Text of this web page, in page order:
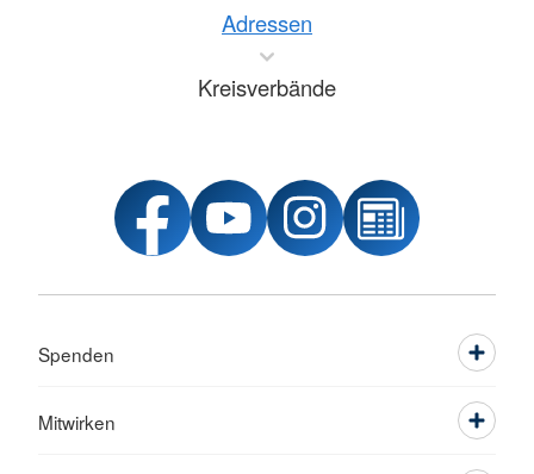
Adressen
Kreisverbände
Spenden
Mitwirken